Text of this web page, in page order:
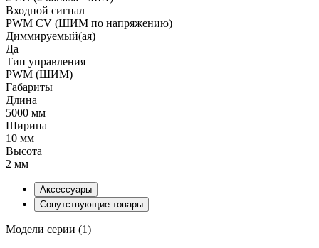
Входной сигнал
PWM СV (ШИМ по напряжению)
Диммируемый(ая)
Да
Тип управления
PWM (ШИМ)
Габариты
Длина
5000 мм
Ширина
10 мм
Высота
2 мм
Аксессуары
Сопутствующие товары
Модели серии (1)